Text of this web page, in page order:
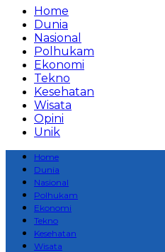
Home
Dunia
Nasional
Polhukam
Ekonomi
Tekno
Kesehatan
Wisata
Opini
Unik
Home
Dunia
Nasional
Polhukam
Ekonomi
Tekno
Kesehatan
Wisata